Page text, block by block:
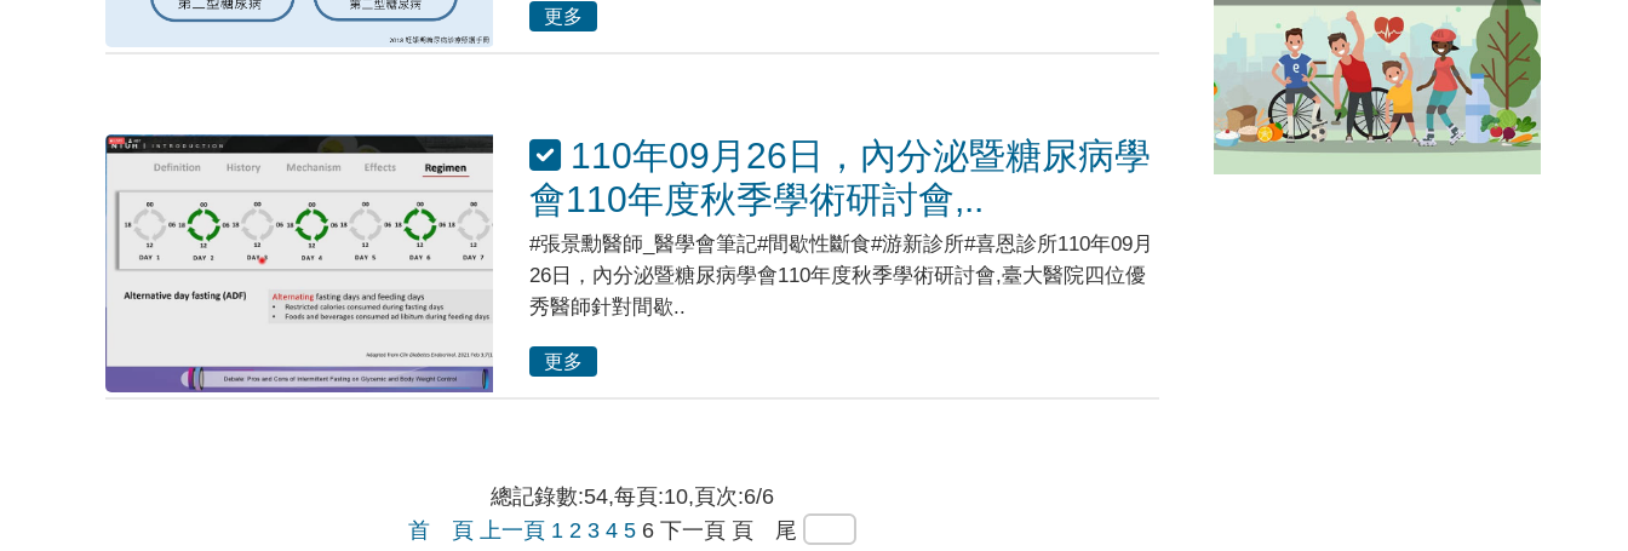
更多
110年09月26日，內分泌暨糖尿病學
會110年度秋季學術研討會,..
#張景勳醫師_醫學會筆記#間歇性斷食#游新診所#喜恩診所110年09月
26日，內分泌暨糖尿病學會110年度秋季學術研討會,臺大醫院四位優
秀醫師針對間歇..
更多
總記錄數:54,每頁:10,頁次:6/6
首 頁 上一頁 1 2 3 4 5 6 下一頁 頁 尾